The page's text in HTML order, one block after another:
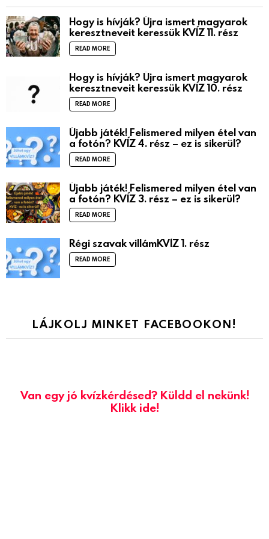
Hogy is hívják? Újra ismert magyarok
keresztneveit keressük KVÍZ 11. rész
READ MORE
Hogy is hívják? Újra ismert magyarok
keresztneveit keressük KVÍZ 10. rész
READ MORE
Újabb játék! Felismered milyen étel van
a fotón? KVÍZ 4. rész – ez is sikerül?
READ MORE
Újabb játék! Felismered milyen étel van
a fotón? KVÍZ 3. rész – ez is sikerül?
READ MORE
Régi szavak villámKVÍZ 1. rész
READ MORE
LÁJKOLJ MINKET FACEBOOKON!
Van egy jó kvízkérdésed? Küldd el nekünk!
Klikk ide!